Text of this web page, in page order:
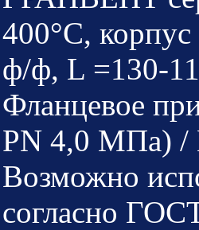
400°C,
ф/ф, L =130-
Фланцевое
PN 4,0 МПа) /
Возможно
согласно